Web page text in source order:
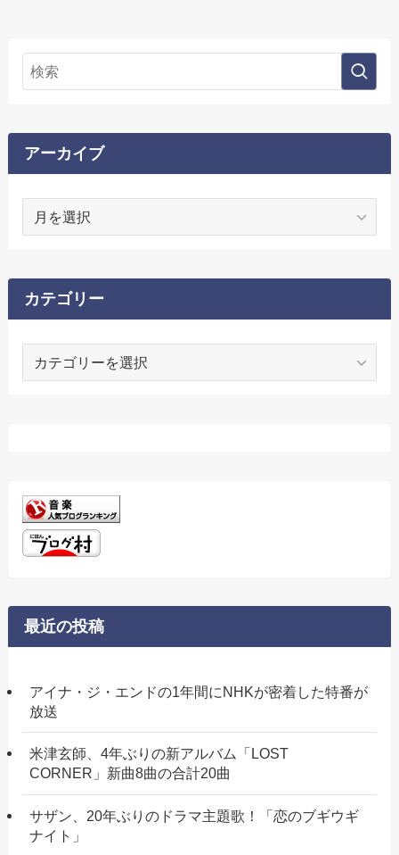
アーカイブ
ブ
カテゴリー
最近の投稿
アイナ・ジ・エンドの1年間にNHKが密着した特番が
放送
米津玄師、4年ぶりの新アルバム「LOST
CORNER」新曲8曲の合計20曲
サザン、20年ぶりのドラマ主題歌！「恋のブギウギ
ナイト」